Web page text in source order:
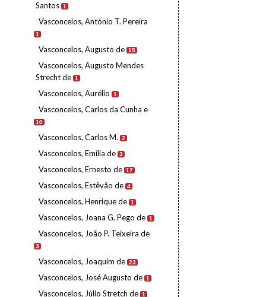
Santos 1
Vasconcelos, António T. Pereira
1
Vasconcelos, Augusto de 15
Vasconcelos, Augusto Mendes
Strecht de 1
Vasconcelos, Aurélio 1
Vasconcelos, Carlos da Cunha e
10
Vasconcelos, Carlos M. 2
Vasconcelos, Emília de 3
Vasconcelos, Ernesto de 17
Vasconcelos, Estêvão de 4
Vasconcelos, Henrique de 1
Vasconcelos, Joana G. Pego de 1
Vasconcelos, João P. Teixeira de
3
Vasconcelos, Joaquim de 23
Vasconcelos, José Augusto de 1
Vasconcelos, Júlio Stretch de 1